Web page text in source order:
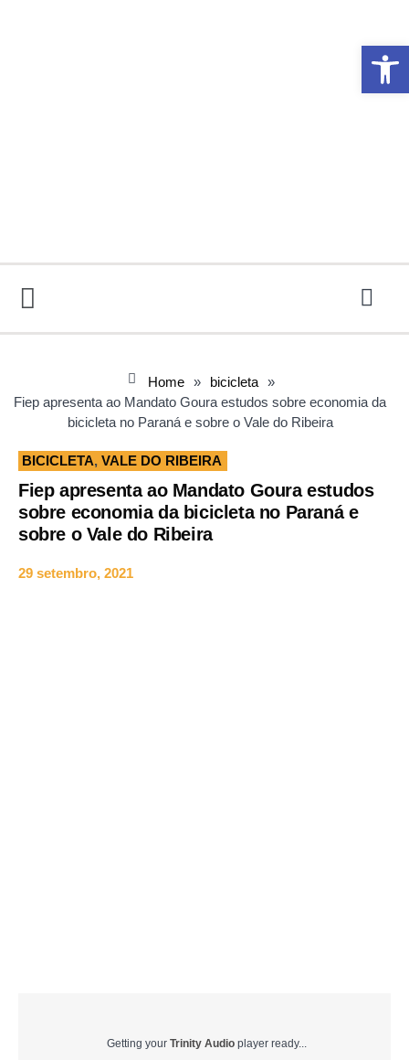
Abrir
Home » bicicleta »
Fiep apresenta ao Mandato Goura estudos sobre economia da
bicicleta no Paraná e sobre o Vale do Ribeira
BICICLETA, VALE DO RIBEIRA
Fiep apresenta ao Mandato Goura estudos
sobre economia da bicicleta no Paraná e
sobre o Vale do Ribeira
29 setembro, 2021
Getting your Trinity Audio player ready...